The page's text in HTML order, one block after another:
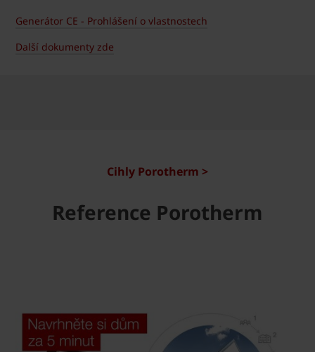
Generátor CE - Prohlášení o vlastnostech
Další dokumenty zde
Cihly Porotherm >
Reference Porotherm